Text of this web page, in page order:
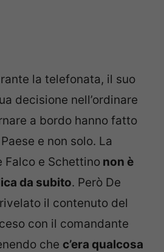
la telefonata, il suo
decisione nell’ordinare
a bordo hanno fatto
e non solo. La
Falco e Schettino non è
da subito. Però De
il contenuto del
con il comandante
che c’era qualcosa